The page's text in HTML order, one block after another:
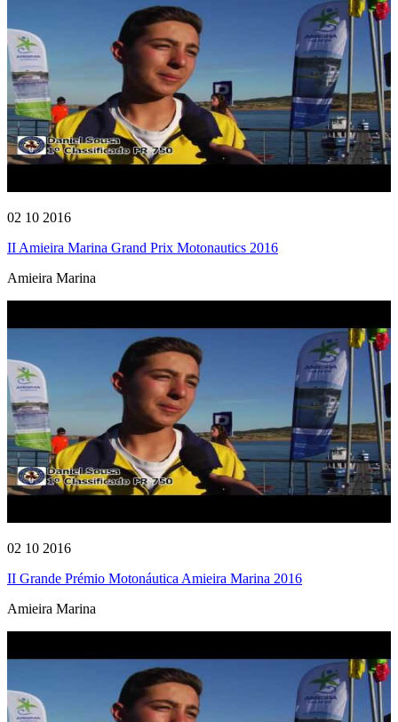
02 10 2016
II Amieira Marina Grand Prix Motonautics 2016
Amieira Marina
02 10 2016
II Grande Prémio Motonáutica Amieira Marina 2016
Amieira Marina